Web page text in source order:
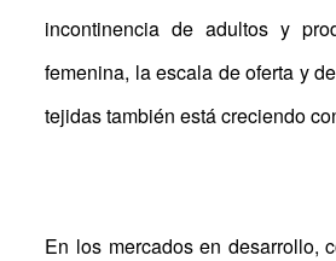
incontinencia de adultos y
femenina, la escala de oferta y
tejidas también está creciendo
En los mercados en desarrollo,